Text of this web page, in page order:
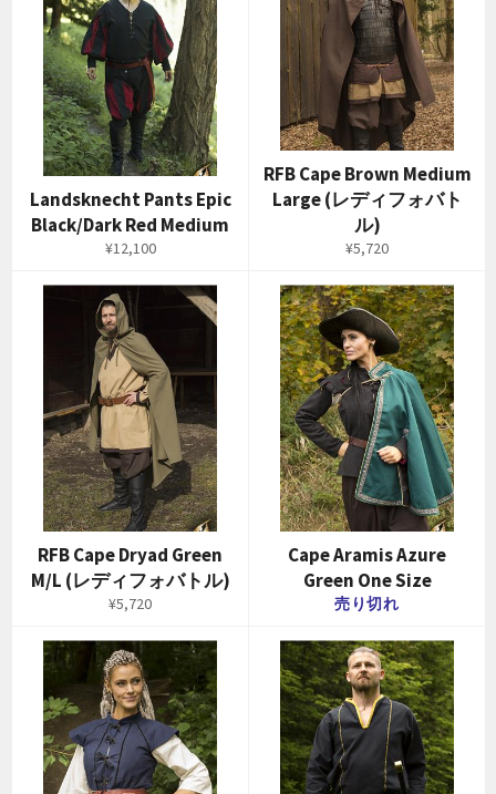
Landsknecht Pants Epic
Black/Dark Red Medium
通
価
格
¥12,100
RFB Cape Brown Medium
Large (レディフォバト
ル)
通
価
格
¥5,720
RFB Cape Dryad Green
M/L (レディフォバトル)
通
価
格
¥5,720
Cape Aramis Azure
Green One Size
売り切れ